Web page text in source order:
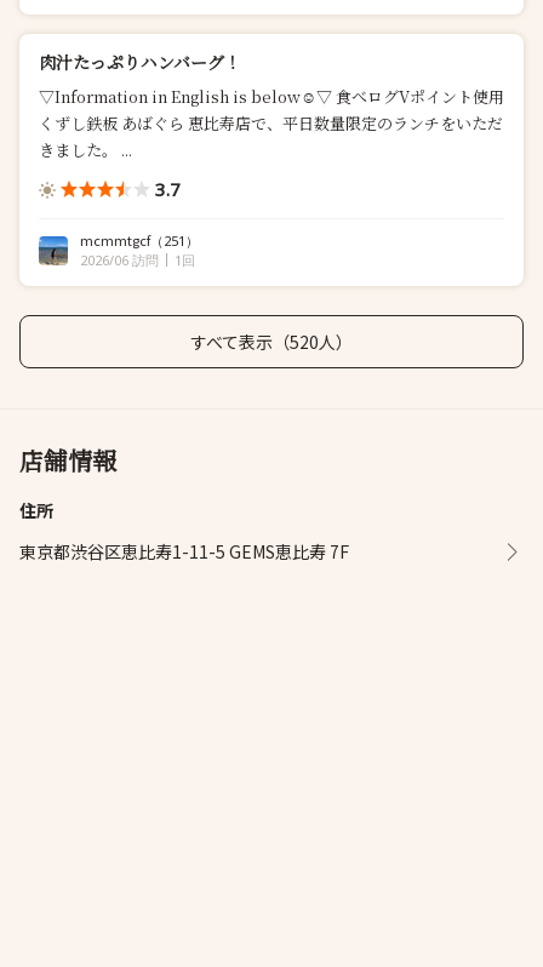
肉汁たっぷりハンバーグ！
▽Information in English is below☺︎▽ 食べログVポイント使用
くずし鉄板 あばぐら 恵比寿店で、平日数量限定のランチをいただ
きました。 ...
3.7
mcmmtgcf（251）
2026/06 訪問
1回
すべて表示（520人）
店舗情報
住所
東京都渋谷区恵比寿1-11-5 GEMS恵比寿 7F